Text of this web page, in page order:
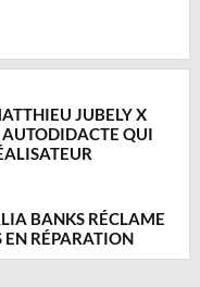
JUBELY X
AUTODIDACTE QUI
BANKS RÉCLAME
RÉPARATION